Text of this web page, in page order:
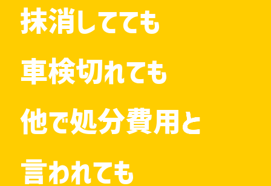
抹消してても
車検切れても
他で処分費用と
言われても